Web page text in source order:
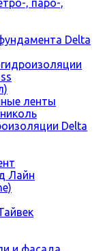
, паро-,
Delta
ленты
Delta
Лайн